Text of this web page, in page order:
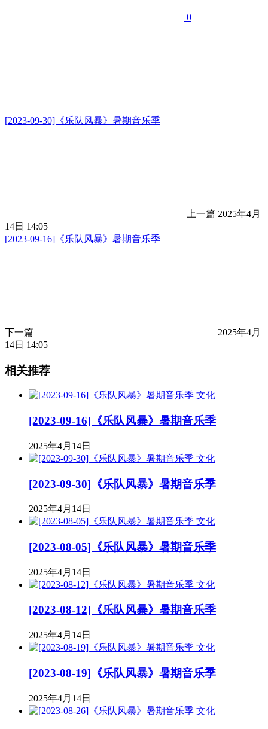
0
[2023-09-30]《乐队风暴》暑期音乐季
上一篇 2025年4月
14日 14:05
[2023-09-16]《乐队风暴》暑期音乐季
下一篇
2025年4月
14日 14:05
相关推荐
文化
[2023-09-16]《乐队风暴》暑期音乐季
2025年4月14日
文化
[2023-09-30]《乐队风暴》暑期音乐季
2025年4月14日
文化
[2023-08-05]《乐队风暴》暑期音乐季
2025年4月14日
文化
[2023-08-12]《乐队风暴》暑期音乐季
2025年4月14日
文化
[2023-08-19]《乐队风暴》暑期音乐季
2025年4月14日
文化